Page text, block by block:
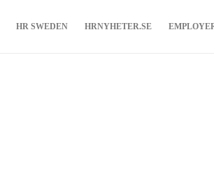
HR SWEDEN HRNYHETER.SE